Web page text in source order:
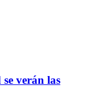
verán las